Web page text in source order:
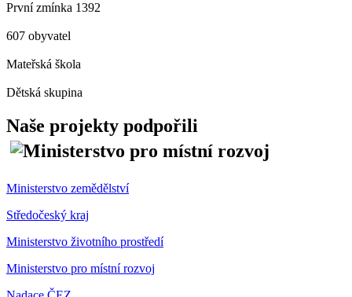
První zmínka 1392
607 obyvatel
Mateřská škola
Dětská skupina
Naše projekty podpořili
Ministerstvo zemědělství
Středočeský kraj
Ministerstvo životního prostředí
Ministerstvo pro místní rozvoj